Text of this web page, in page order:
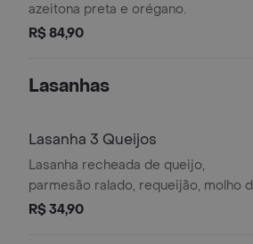
azeitona preta e orégano.
R$ 84,90
Lasanhas
Lasanha 3 Queijos
Lasanha recheada de queijo,
parmesão ralado, requeijão, molho
tomate e finalizada com orégano.
R$ 34,90